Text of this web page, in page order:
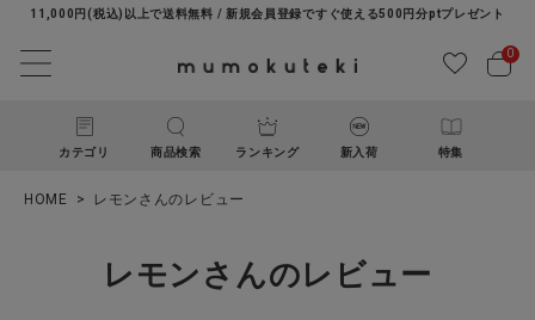
11,000円(税込)以上で送料無料 / 新規会員登録ですぐ使える500円分ptプレゼント
0
カテゴリ 商品検索 ランキング 新入荷 特集
HOME レモンさんのレビュー
レモンさんのレビュー